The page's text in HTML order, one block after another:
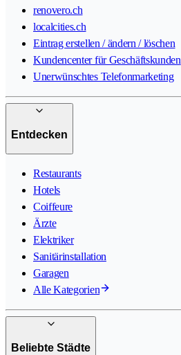
renovero.ch
localcities.ch
Eintrag erstellen / ändern / löschen
Kundencenter für Geschäftskunden
Unerwünschtes Telefonmarketing
Entdecken
Restaurants
Hotels
Coiffeure
Ärzte
Elektriker
Sanitärinstallation
Garagen
Alle Kategorien
Beliebte Städte